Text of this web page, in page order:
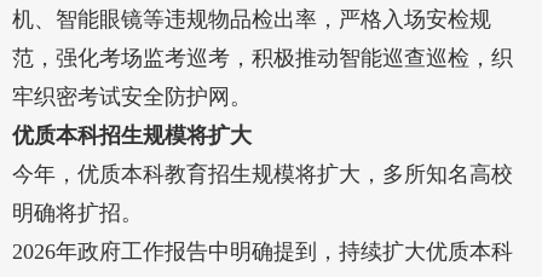
机、智能眼镜等违规物品检出率，严格入场安检规
范，强化考场监考巡考，积极推动智能巡查巡检，织
牢织密考试安全防护网。
优质本科招生规模将扩大
今年，优质本科教育招生规模将扩大，多所知名高校
明确将扩招。
2026年政府工作报告中明确提到，持续扩大优质本科